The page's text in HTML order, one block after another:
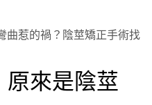
曲惹的禍？陰莖矯正手術找
原來是陰莖